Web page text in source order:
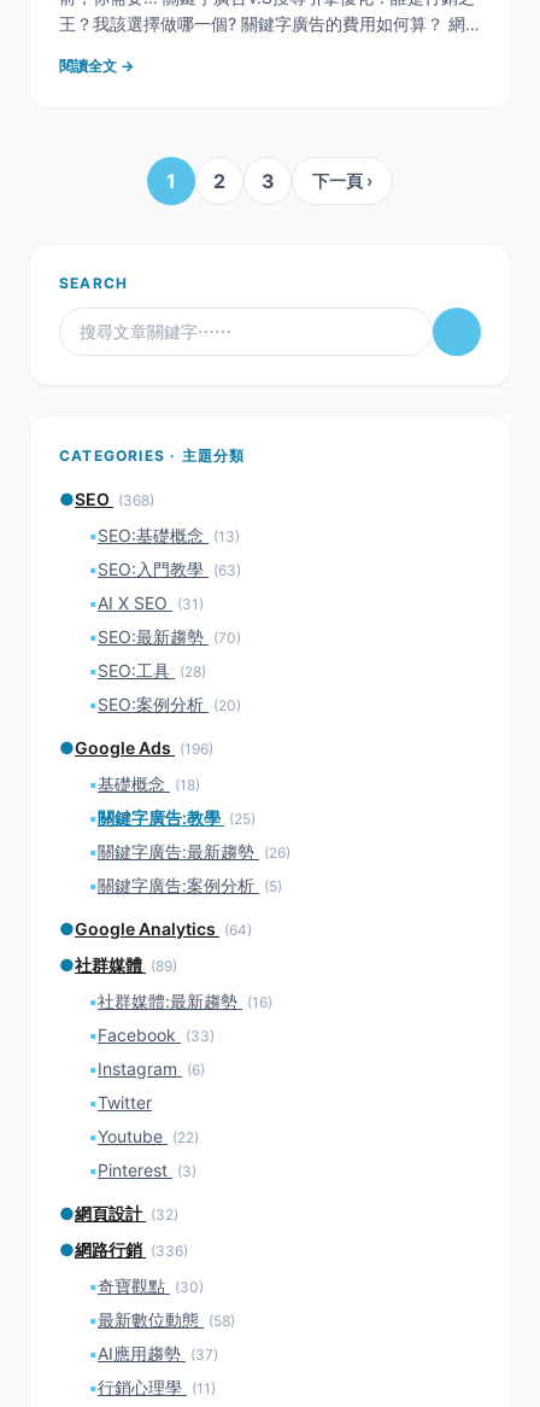
王？我該選擇做哪一個? 關鍵字廣告的費用如何算？ 網
社群平台？ 從關鍵字廣告發掘商機-利用關鍵字命中市場
閱讀全文 →
1 2 3 下一頁 ›
SEARCH
CATEGORIES · 主題分類
●SEO (368)
▪SEO:基礎概念 (13)
▪SEO:入門教學 (63)
▪AI X SEO (31)
▪SEO:最新趨勢 (70)
▪SEO:工具 (28)
▪SEO:案例分析 (20)
●Google Ads (196)
▪基礎概念 (18)
▪關鍵字廣告:教學 (25)
▪關鍵字廣告:最新趨勢 (26)
▪關鍵字廣告:案例分析 (5)
●Google Analytics (64)
●社群媒體 (89)
▪社群媒體:最新趨勢 (16)
▪Facebook (33)
▪Instagram (6)
▪Twitter
▪Youtube (22)
▪Pinterest (3)
●網頁設計 (32)
●網路行銷 (336)
▪奇寶觀點 (30)
▪最新數位動態 (58)
▪AI應用趨勢 (37)
▪行銷心理學 (11)